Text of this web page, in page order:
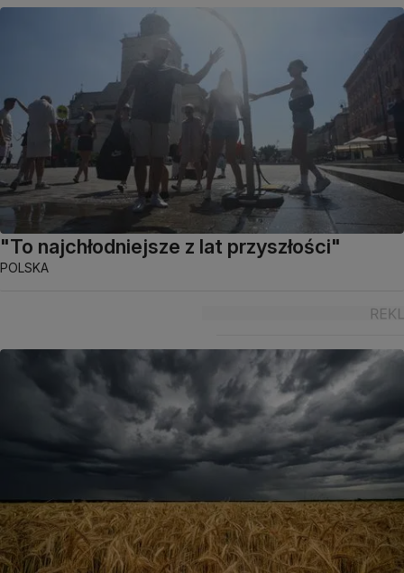
"To najchłodniejsze z lat przyszłości"
POLSKA